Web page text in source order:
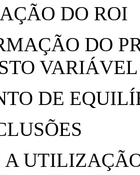
DO ROI
DO
VARIÁVEL
DE
A